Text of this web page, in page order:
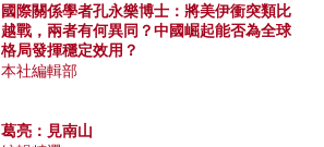
國際關係學者孔永樂博士：將美伊衝突類比
越戰，兩者有何異同？中國崛起能否為全球
格局發揮穩定效用？
本社編輯部
葛亮：見南山